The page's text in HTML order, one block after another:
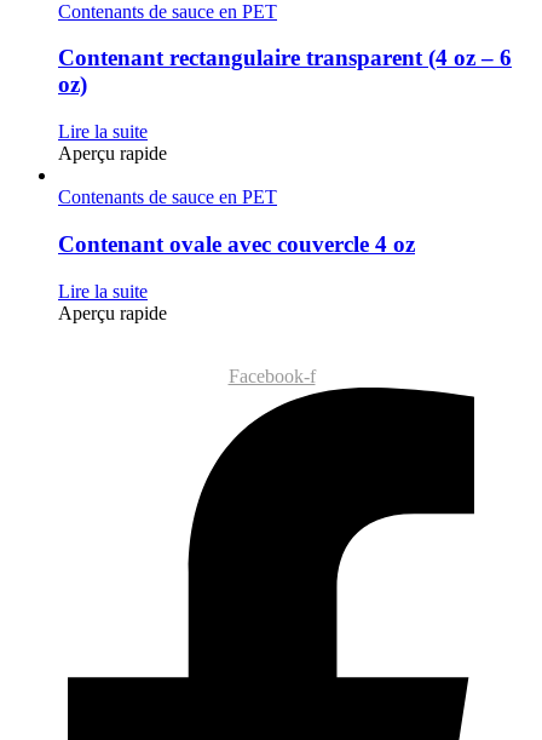
Contenants de sauce en PET
Contenant rectangulaire transparent (4 oz – 6
oz)
Lire la suite
Aperçu rapide
Contenants de sauce en PET
Contenant ovale avec couvercle 4 oz
Lire la suite
Aperçu rapide
Facebook-f